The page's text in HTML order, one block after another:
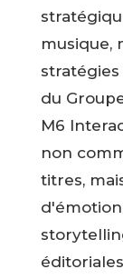
musique,
du
M6
non
titres,